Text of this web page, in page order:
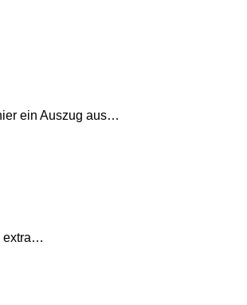
ein Auszug aus…
extra…